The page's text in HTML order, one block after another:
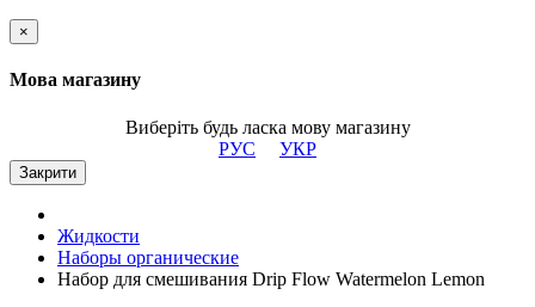
×
Мова магазину
Виберіть будь ласка мову магазину
РУС
УКР
Закрити
Жидкости
Наборы органические
Набор для смешивания Drip Flow Watermelon Lemon